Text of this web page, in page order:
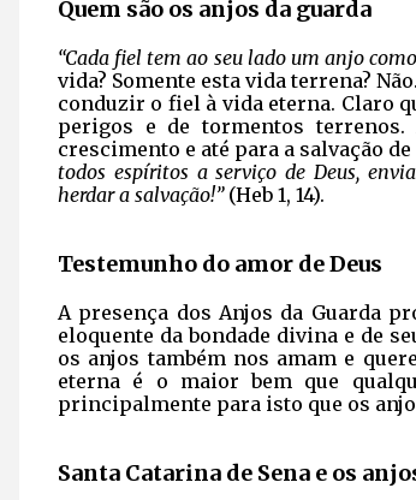
Quem são os anjos da guarda
“Cada fiel tem ao seu lado um anjo
vida? Somente esta vida terrena?
conduzir o fiel à vida eterna. Claro
perigos e de tormentos
crescimento e até para a salvação
todos espíritos a serviço de Deus,
herdar a salvação!”(Heb 1, 14).
Testemunho do amor de Deus
A presença dos Anjos da Guarda
eloquente da bondade divina e de
os anjos também nos amam e
eterna é o maior bem que
principalmente para isto que os
Santa Catarina de Sena e os